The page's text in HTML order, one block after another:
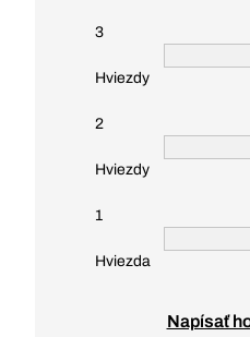
3
Hviezdy
2
Hviezdy
1
Hviezda
Napísať